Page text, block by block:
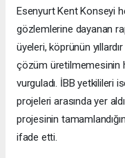
Esenyurt Kent Konseyi
gözlemlerine dayanan
üyeleri, köprünün
çözüm üretilmemesinin
vurguladı. İBB yetkilileri
projeleri arasında yer
projesinin
ifade etti.